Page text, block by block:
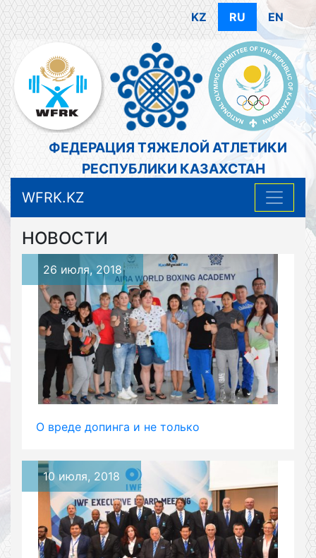
KZ RU EN
ФЕДЕРАЦИЯ ТЯЖЕЛОЙ АТЛЕТИКИ
РЕСПУБЛИКИ КАЗАХСТАН
WFRK.KZ
НОВОСТИ
О вреде допинга и не только
26 июля, 2018
10 июля, 2018